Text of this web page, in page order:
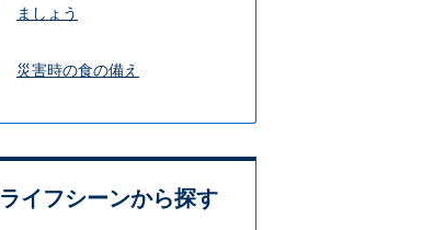
ましょう
災害時の食の備え
ライフシーンから探す